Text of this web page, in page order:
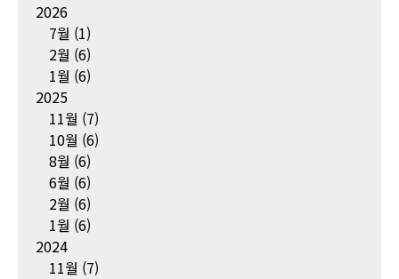
2026
7월 (1)
2월 (6)
1월 (6)
2025
11월 (7)
10월 (6)
8월 (6)
6월 (6)
2월 (6)
1월 (6)
2024
11월 (7)